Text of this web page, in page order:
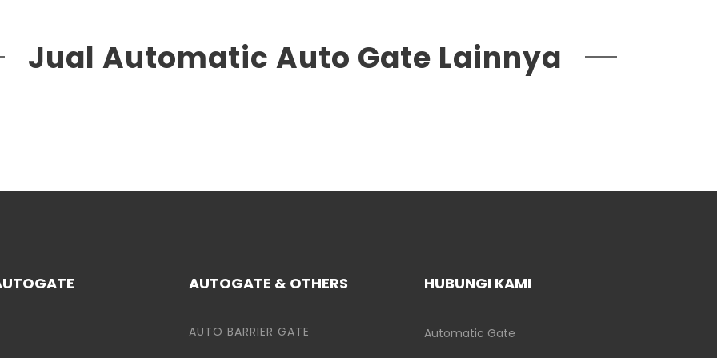
Jual Automatic Auto Gate Lainnya
AUTOGATE & OTHERS
AUTO BARRIER GATE
HUBUNGI KAMI
Automatic Gate